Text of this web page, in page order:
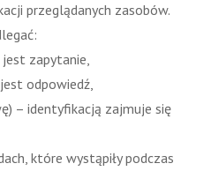
przeglądanych zasobów.
zapytanie,
odpowiedź,
– identyfikacją zajmuje się
które wystąpiły podczas